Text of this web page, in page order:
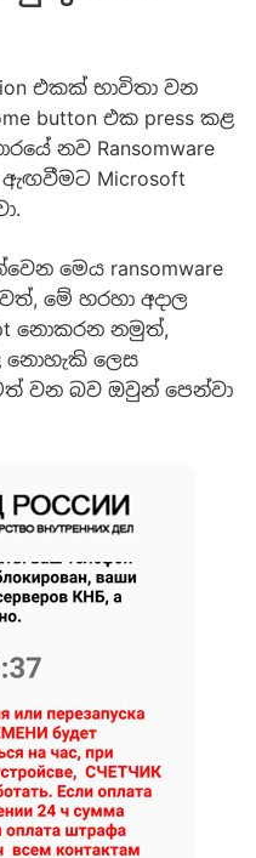
එකක් භාවිතා වන
button එක press කළ
නව Ransomware
Microsoft
මෙය ransomware
මේ හරහා අදාල
නොකරන නමුත්,
නොහැකි ලෙස
වන බව ඔවුන් පෙන්වා